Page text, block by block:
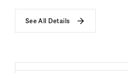
See All Details